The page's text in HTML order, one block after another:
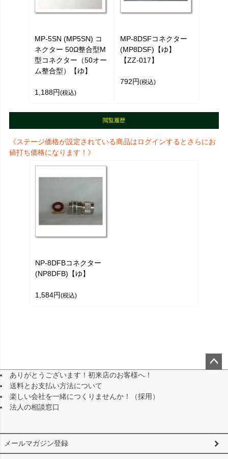
MP-5SN (MP5SN) コ
ネクター 50Ω整合型M
型コネクター（50オー
ム整合型）【ゆ】
1,188円(税込)
MP-8DSFコネクター
(MP8DSF)【ゆ】
【ZZ-017】
792円(税込)
閲覧履歴
《ステージ価格が設定されている商品はログインするとさらにお
値打ち価格になります！》
NP-8DFBコネクター
(NP8DFB)【ゆ】
1,584円(税込)
ありがとうございます！初来店のお客様へ！
送料とお支払い方法について
楽しい会社を一緒につくりませんか！（採用）
法人の相談窓口
メールマガジン登録